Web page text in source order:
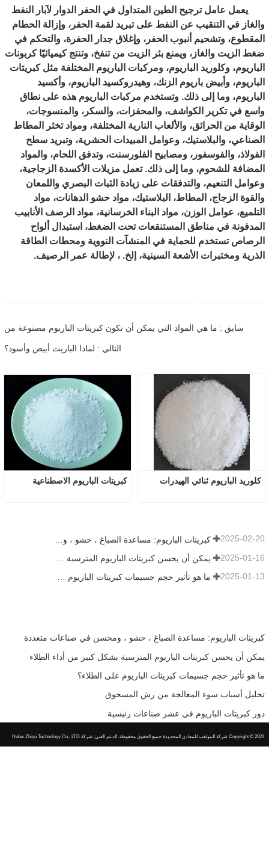
يعمل عامل ترجيح الطين المتداول في الحفر الدوار لآبار النفط
والغاز في التنقيب عن النفط على تبريد لقمة الحفر، وإزالة الحطام
المقطوع، وتشحيم أنبوب الحفر، وإغلاق جدار الحفرة، والتحكم في
ضغط الزيت والغاز، ويمنع بئر الزيت من تنفخ، وتنتج كيميائيًا كربونات
الباريوم، وكلوريد الباريوم، ومركبات الباريوم المختلفة مثل كبريتات
الباريوم، وأبيض باريوم الزنك، وهيدروكسيد الباريوم، وأكسيد
الباريوم، وما إلى ذلك. وتستخدم مركبات الباريوم هذه على نطاق
واسع في تكرير الكواشف، والمحفزات، والسكر، والمنسوجات،
الوقاية من الحرائق، والألعاب النارية المختلفة، ومواد تخثر المطاط
الصناعي، والبلاستيك، وعوامل المبيدات الحشرية، وتبريد سطح
الفولاذ، والفوسفور، ومصابيح الفلورسنت، وتدفق اللحام، والمواد
المضافة للشحوم، وما إلى ذلك. تعمل مزيلات الأكسدة الزجاجية،
وعوامل التنعيم، والتدفقات على زيادة الثبات البصري واللمعان
والقوة الزجاج، المطاط، البلاستيك، مواد حشو الدهانات، مواد
التلميع، عوامل الوزن، مواد البناء الخرسانية، مواد الرصف الأنابيب
المدفونة في مناطق المستنقعات تحت الضغط، استبدال ألواح
الرصاص تستخدم للحماية في المنشآت النووية ومحطات الطاقة
الذرية ومختبرات الأشعة السينية، إلخ. ، لإطالة عمر الرصيف.
سابق : ما هي المواد التي يمكن أن تكون كبريتات الباريوم مصنوعة من
التالي : لماذا الباريت أبيض وأسود؟
كبريتات الباريوم الاصطناعية كلوريد الباريوم ثنائي الهيدرات
2025-02-20
2025-01-16
2025-01-13
كبريتات الباريوم: مساعدة الصباغ ، حشو ، ومحسن في صناعات متعددة
يمكن أن يحسن كبريتات الباريوم المترسبة بشكل كبير من أداء الطلاء
ما هو تأثير حجم جسيمات كبريتات الباريوم على الطلاء؟
تحليل أسباب سوء المعالجة من رش المسحوق
دور كبريتات الباريوم في عشر صناعات رئيسية
Copyright © 2024 شركة المواهب للمعادن المحدودة جميع الحقوق محفوظة. الدعم الفني: شركة Hubei Zhiqu Technology Co., LTD